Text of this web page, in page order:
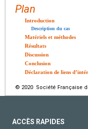
Plan
Introduction
Description du cas
Matériels et méthodes
Résultats
Discussion
Conclusion
Déclaration de liens
© 2020 Société Française
ACCÈS RAPIDES